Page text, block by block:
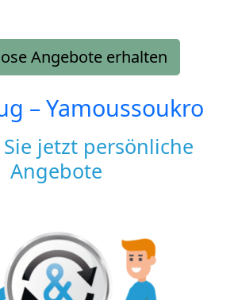
Angebote erhalten
–Yamoussoukro
jetzt persönliche
Angebote